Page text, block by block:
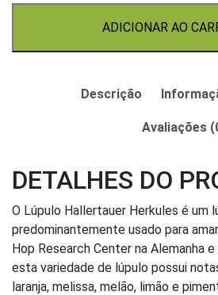
ADICIONAR AO
Descrição
Avaliações
DETALHES DO
O Lúpulo Hallertauer Herkules é um
predominantemente usado para
Hop Research Center na Alemanha
esta variedade de lúpulo possui
laranja, melissa, melão, limão e